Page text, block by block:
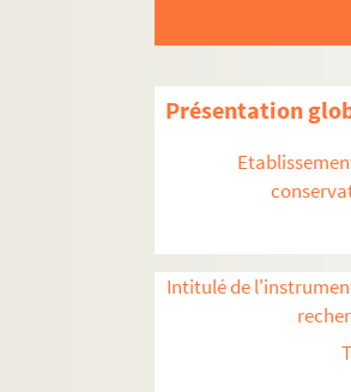
Présentation
Intitulé de
Casino
Centre
Cité
Comédie
Edgar 3
Espace Gaité
Le Grand Edgar
Grand Théâtre
Le Guichet